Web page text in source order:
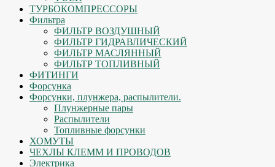
ТУРБОКОМПРЕССОРЫ
Фильтра
ФИЛЬТР ВОЗДУШНЫЙ
ФИЛЬТР ГИДРАВЛИЧЕСКИЙ
ФИЛЬТР МАСЛЯННЫЙ
ФИЛЬТР ТОПЛИВНЫЙ
ФИТИНГИ
Форсунка
Форсунки, плунжера, распылители.
Плунжерные пары
Распылители
Топливные форсунки
ХОМУТЫ
ЧЕХЛЫ КЛЕММ И ПРОВОДОВ
Электрика